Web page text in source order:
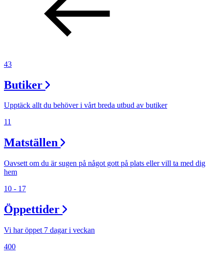
43
Butiker
Upptäck allt du behöver i vårt breda utbud av butiker
11
Matställen
Oavsett om du är sugen på något gott på plats eller vill ta med dig
hem
10 - 17
Öppettider
Vi har öppet 7 dagar i veckan
400